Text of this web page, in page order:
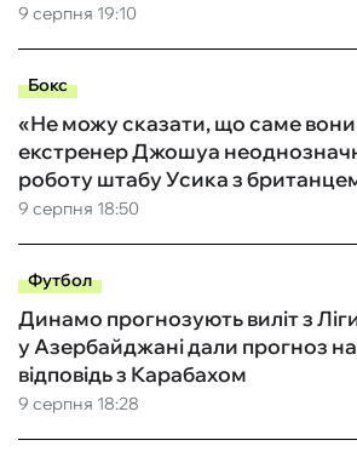
9 серпня 19:10
Бокс
9 серпня 18:50
«Не можу сказати, що саме вони
екстренер Джошуа
роботу штабу Усика з
Футбол
9 серпня 18:28
Динамо прогнозують виліт з
у Азербайджані дали прогноз
відповідь з Карабахом